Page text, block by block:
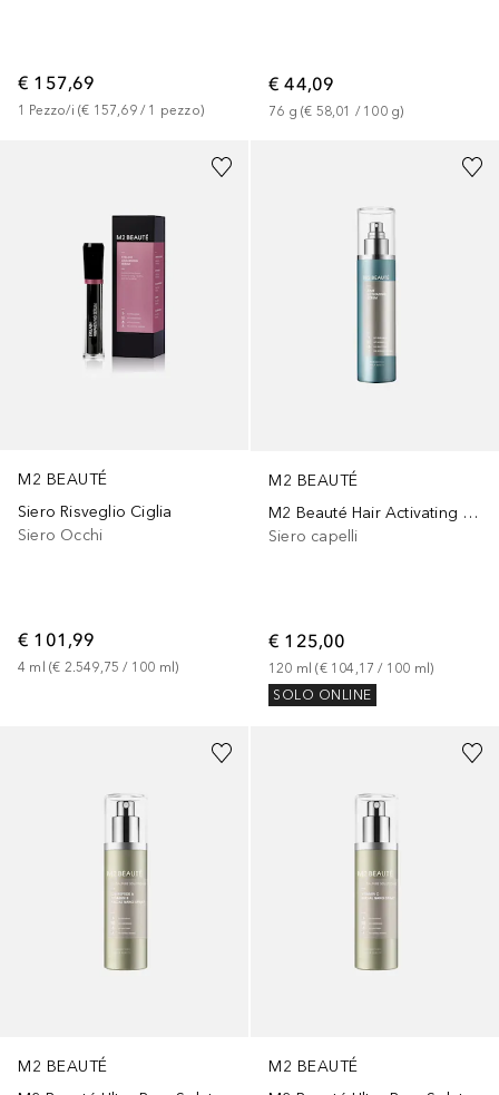
€ 157,69
1 Pezzo/i (€ 157,69 / 1 pezzo)
€ 44,09
76 g (€ 58,01 / 100 g)
M2 BEAUTÉ
Siero Risveglio Ciglia
Siero Occhi
€ 101,99
4 ml (€ 2.549,75 / 100 ml)
M2 BEAUTÉ
M2 Beauté Hair Activating Siero
Siero capelli
€ 125,00
120 ml (€ 104,17 / 100 ml)
SOLO ONLINE
M2 BEAUTÉ
M2 BEAUTÉ